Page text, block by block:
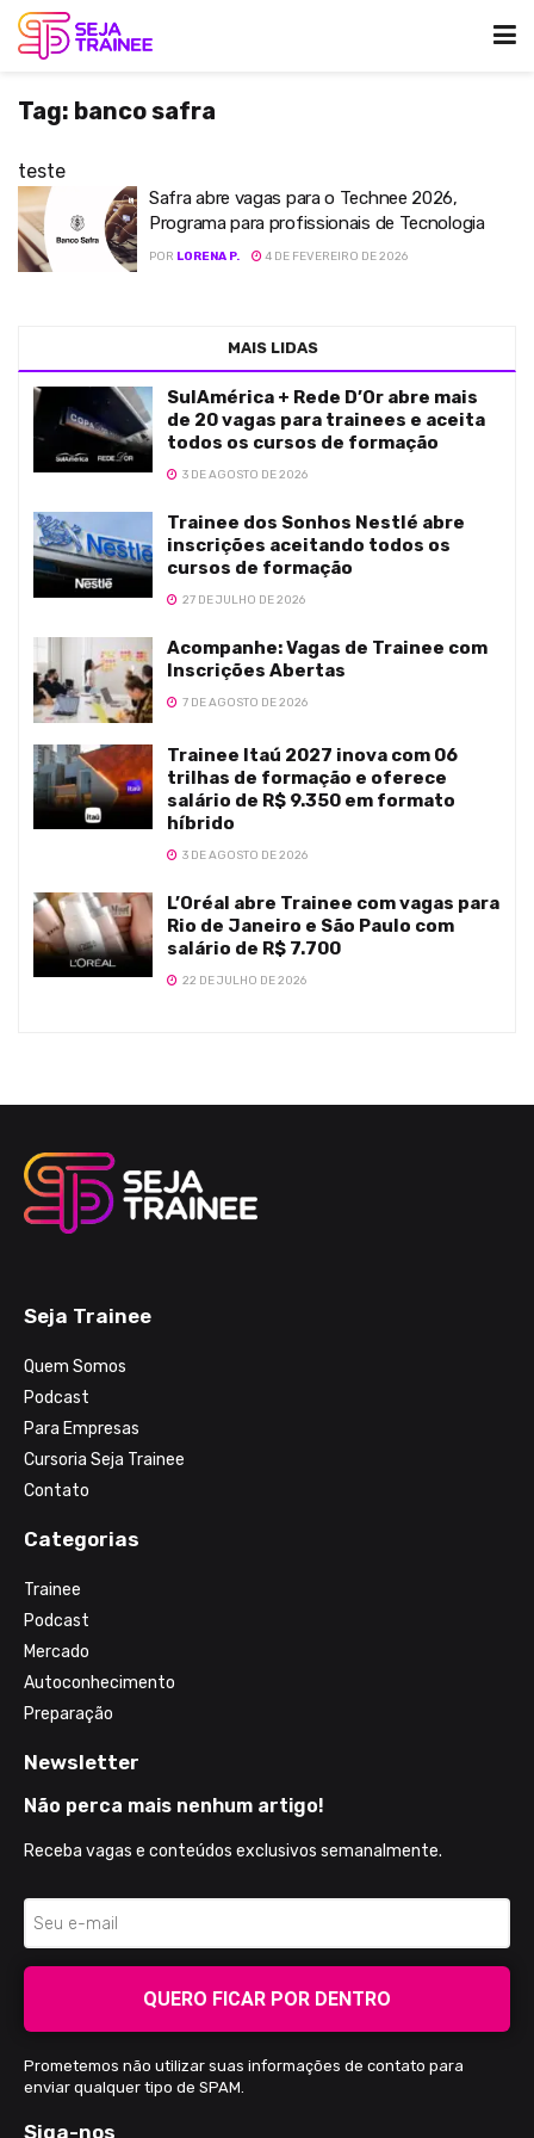
Tag: banco safra
teste
Safra abre vagas para o Technee 2026,
Programa para profissionais de Tecnologia
POR LORENA P. 4 DE FEVEREIRO DE 2026
MAIS LIDAS
SulAmérica + Rede D’Or abre mais
de 20 vagas para trainees e aceita
todos os cursos de formação
3 DE AGOSTO DE 2026
Trainee dos Sonhos Nestlé abre
inscrições aceitando todos os
cursos de formação
27 DE JULHO DE 2026
Acompanhe: Vagas de Trainee com
Inscrições Abertas
7 DE AGOSTO DE 2026
Trainee Itaú 2027 inova com 06
trilhas de formação e oferece
salário de R$ 9.350 em formato
híbrido
3 DE AGOSTO DE 2026
L’Oréal abre Trainee com vagas para
Rio de Janeiro e São Paulo com
salário de R$ 7.700
22 DE JULHO DE 2026
Seja Trainee
Quem Somos
Podcast
Para Empresas
Cursoria Seja Trainee
Contato
Categorias
Trainee
Podcast
Mercado
Autoconhecimento
Preparação
Newsletter
Não perca mais nenhum artigo!
Receba vagas e conteúdos exclusivos semanalmente.
QUERO FICAR POR DENTRO
Prometemos não utilizar suas informações de contato para
enviar qualquer tipo de SPAM.
Siga-nos